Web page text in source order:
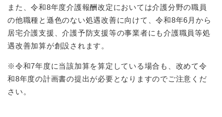
また、令和8年度介護報酬改定においては介護分野の職員
の他職種と遜色のない処遇改善に向けて、令和8年6月から
居宅介護支援、介護予防支援等の事業者にも介護職員等処
遇改善加算が創設されます。
※令和7年度に当該加算を算定している場合も、改めて令
和8年度の計画書の提出が必要となりますのでご注意くだ
さい。